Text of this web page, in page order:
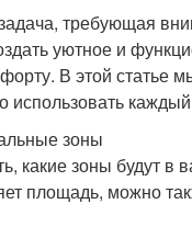
требующая
уютное и
В этой
зоны
какие зоны будут в
площадь, можно